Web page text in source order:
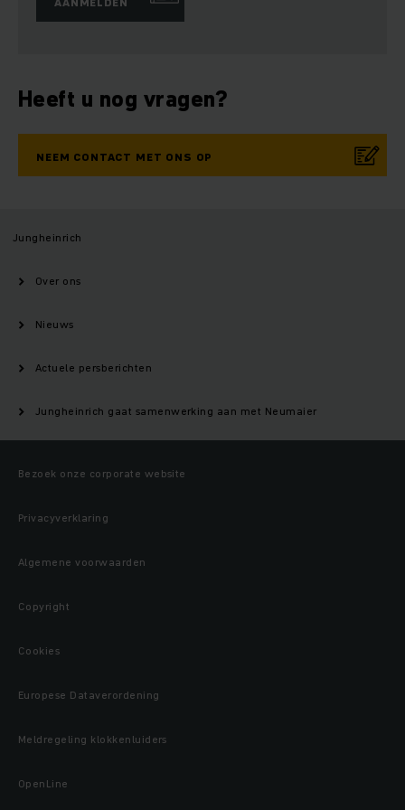
Heeft u nog vragen?
NEEM CONTACT MET ONS OP
Jungheinrich
Over ons
Nieuws
Actuele persberichten
Jungheinrich gaat samenwerking aan met Neumaier
Bezoek onze corporate website
Privacyverklaring
Algemene voorwaarden
Copyright
Cookies
Europese Dataverordening
Meldregeling klokkenluiders
OpenLine